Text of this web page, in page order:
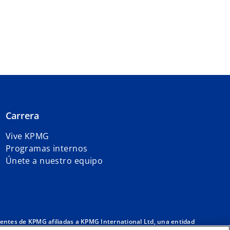
Carrera
Vive KPMG
Programas internos
Únete a nuestro equipo
de KPMG afiliadas a KPMG International Ltd, una entidad